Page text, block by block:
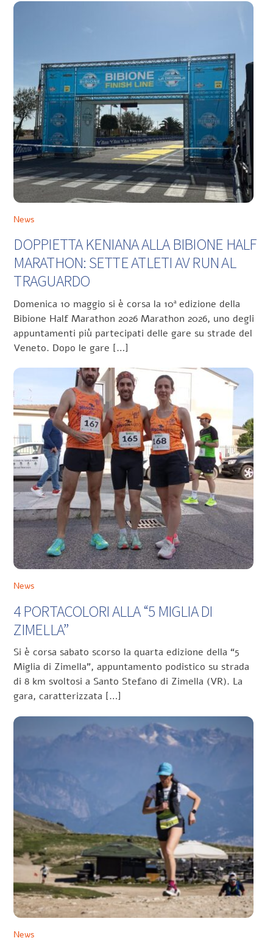
News
DOPPIETTA KENIANA ALLA BIBIONE HALF
MARATHON: SETTE ATLETI AV RUN AL
TRAGUARDO
Domenica 10 maggio si è corsa la 10ª edizione della
Bibione Half Marathon 2026 Marathon 2026, uno degli
appuntamenti più partecipati delle gare su strade del
Veneto. Dopo le gare […]
News
4 PORTACOLORI ALLA “5 MIGLIA DI
ZIMELLA”
Si è corsa sabato scorso la quarta edizione della “5
Miglia di Zimella”, appuntamento podistico su strada
di 8 km svoltosi a Santo Stefano di Zimella (VR). La
gara, caratterizzata […]
News